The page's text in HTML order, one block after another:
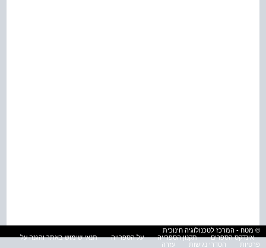
© מטח - המרכז לטכנולוגיה חינוכית
אינדקס הספרים
תקנון הספרייה על הספרייה
תנאי שימוש באתר והגנה על
פרטיות
הסדרי נגישות עזרה